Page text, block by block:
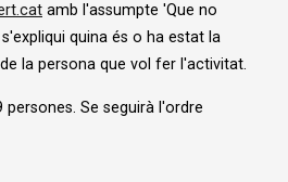
amb l'assumpte 'Que no
quina és o ha estat la
la persona que vol fer l'activitat.
Se seguirà l'ordre